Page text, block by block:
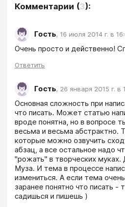
Комментарии (3):
Гость, 16 июля 2014 г. в
Очень просто и действенно!
Ответить
Гость, 26 января 2015 г. в
Основная сложность при
что писать. Может статью
вроде понятна, но в вопросе
весьма и весьма абстрактно.
которые можно озвучить
абзац, а все остальное надо
"рожать" в творческих муках.
Муза. И тема в процессе
измениться. А если тема
заранее понятно что писать -
садишься и пишешь )